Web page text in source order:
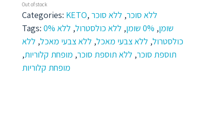
was:
₪8.1.
is:
₪7.3.
Out of stock
Categories: KETO, ללא סוכר, ללא סוכר
Tags:
0% שומן, 0% שומן , ללא כולסטרול, ללא
כולסטרול, ללא צבעי מאכל, ללא צבעי מאכל, ללא
תוספת סוכר, ללא תוספת סוכר, מופחת קלוריות,
מופחת קלוריות